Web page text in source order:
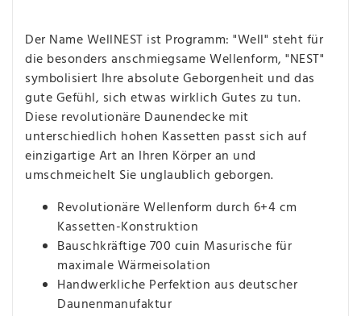
Der Name WellNEST ist Programm: "Well" steht für
die besonders anschmiegsame Wellenform, "NEST"
symbolisiert Ihre absolute Geborgenheit und das
gute Gefühl, sich etwas wirklich Gutes zu tun.
Diese revolutionäre Daunendecke mit
unterschiedlich hohen Kassetten passt sich auf
einzigartige Art an Ihren Körper an und
umschmeichelt Sie unglaublich geborgen.
Revolutionäre Wellenform durch 6+4 cm
Kassetten-Konstruktion
Bauschkräftige 700 cuin Masurische für
maximale Wärmeisolation
Handwerkliche Perfektion aus deutscher
Daunenmanufaktur